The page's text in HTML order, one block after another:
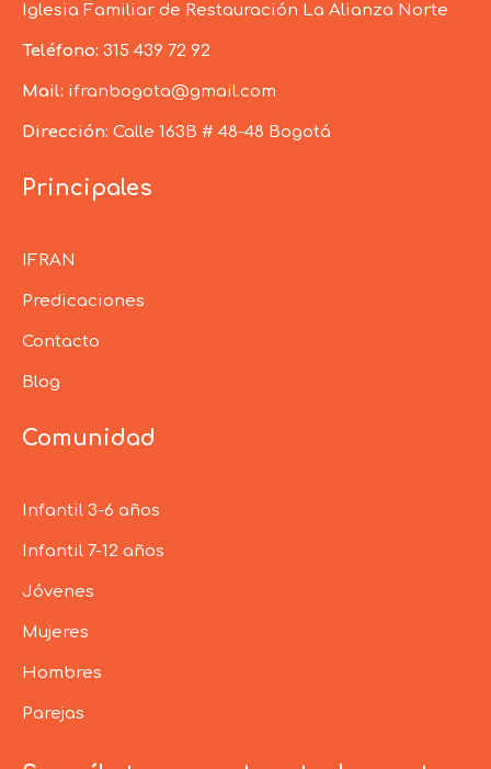
Iglesia Familiar de Restauración La Alianza Norte
Teléfono: 315 439 72 92
Mail: ifranbogota@gmail.com
Dirección: Calle 163B # 48-48 Bogotá
Principales
IFRAN
Predicaciones
Contacto
Blog
Comunidad
Infantil 3-6 años
Infantil 7-12 años
Jóvenes
Mujeres
Hombres
Parejas